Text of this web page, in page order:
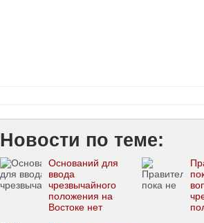
Новости по теме:
Оснований для
ввода
чрезвычайного
положения на
Востоке нет